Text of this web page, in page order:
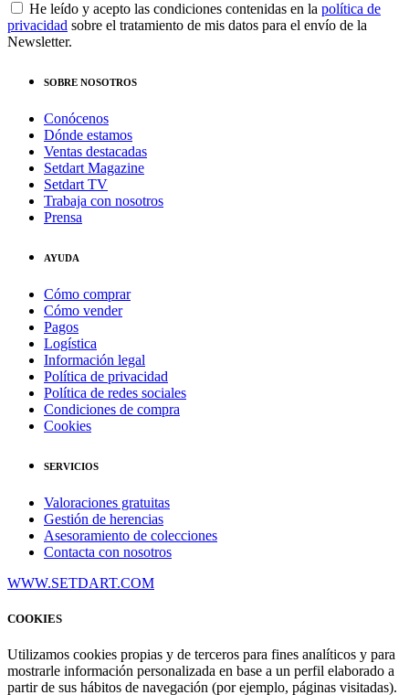
He leído y acepto las condiciones contenidas en la política de
privacidad sobre el tratamiento de mis datos para el envío de la
Newsletter.
SOBRE NOSOTROS
Conócenos
Dónde estamos
Ventas destacadas
Setdart Magazine
Setdart TV
Trabaja con nosotros
Prensa
AYUDA
Cómo comprar
Cómo vender
Pagos
Logística
Información legal
Política de privacidad
Política de redes sociales
Condiciones de compra
Cookies
SERVICIOS
Valoraciones gratuitas
Gestión de herencias
Asesoramiento de colecciones
Contacta con nosotros
WWW.SETDART.COM
COOKIES
Utilizamos cookies propias y de terceros para fines analíticos y para
mostrarle información personalizada en base a un perfil elaborado a
partir de sus hábitos de navegación (por ejemplo, páginas visitadas).